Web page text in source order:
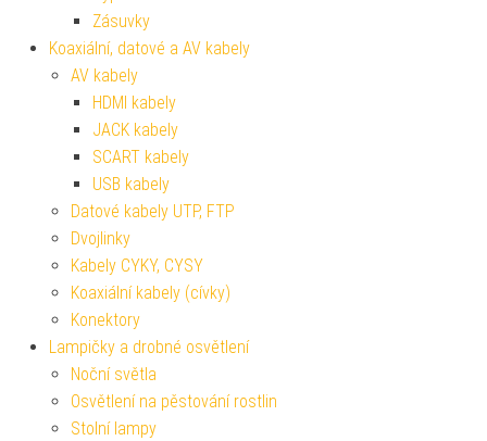
Zásuvky
Koaxiální, datové a AV kabely
AV kabely
HDMI kabely
JACK kabely
SCART kabely
USB kabely
Datové kabely UTP, FTP
Dvojlinky
Kabely CYKY, CYSY
Koaxiální kabely (cívky)
Konektory
Lampičky a drobné osvětlení
Noční světla
Osvětlení na pěstování rostlin
Stolní lampy